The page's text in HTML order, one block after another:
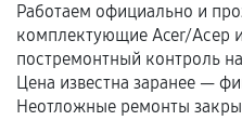
механические
перегрев, коррозия.
Самостоятельный
третьих лиц.
Работаем официально и
комплектующие Acer/Асер
постремонтный контроль
Цена известна заранее —
Неотложные ремонты